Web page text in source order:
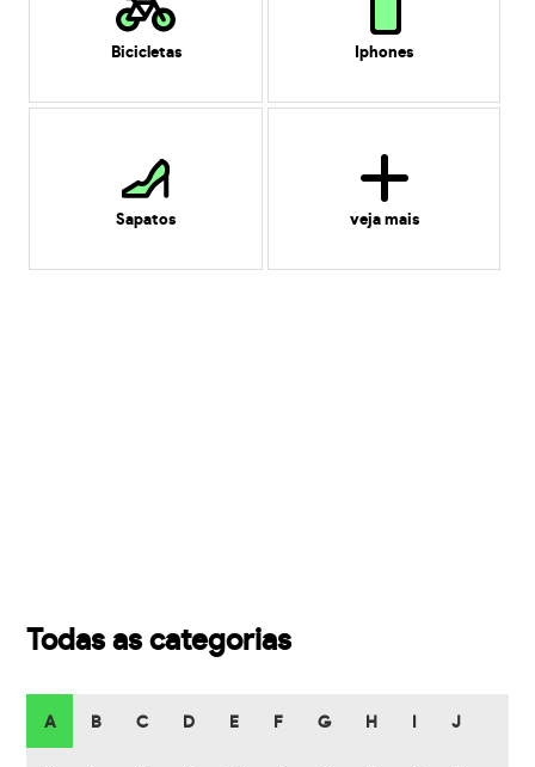
Bicicletas Iphones
Sapatos veja mais
Todas as categorias
A B C D E F G H J